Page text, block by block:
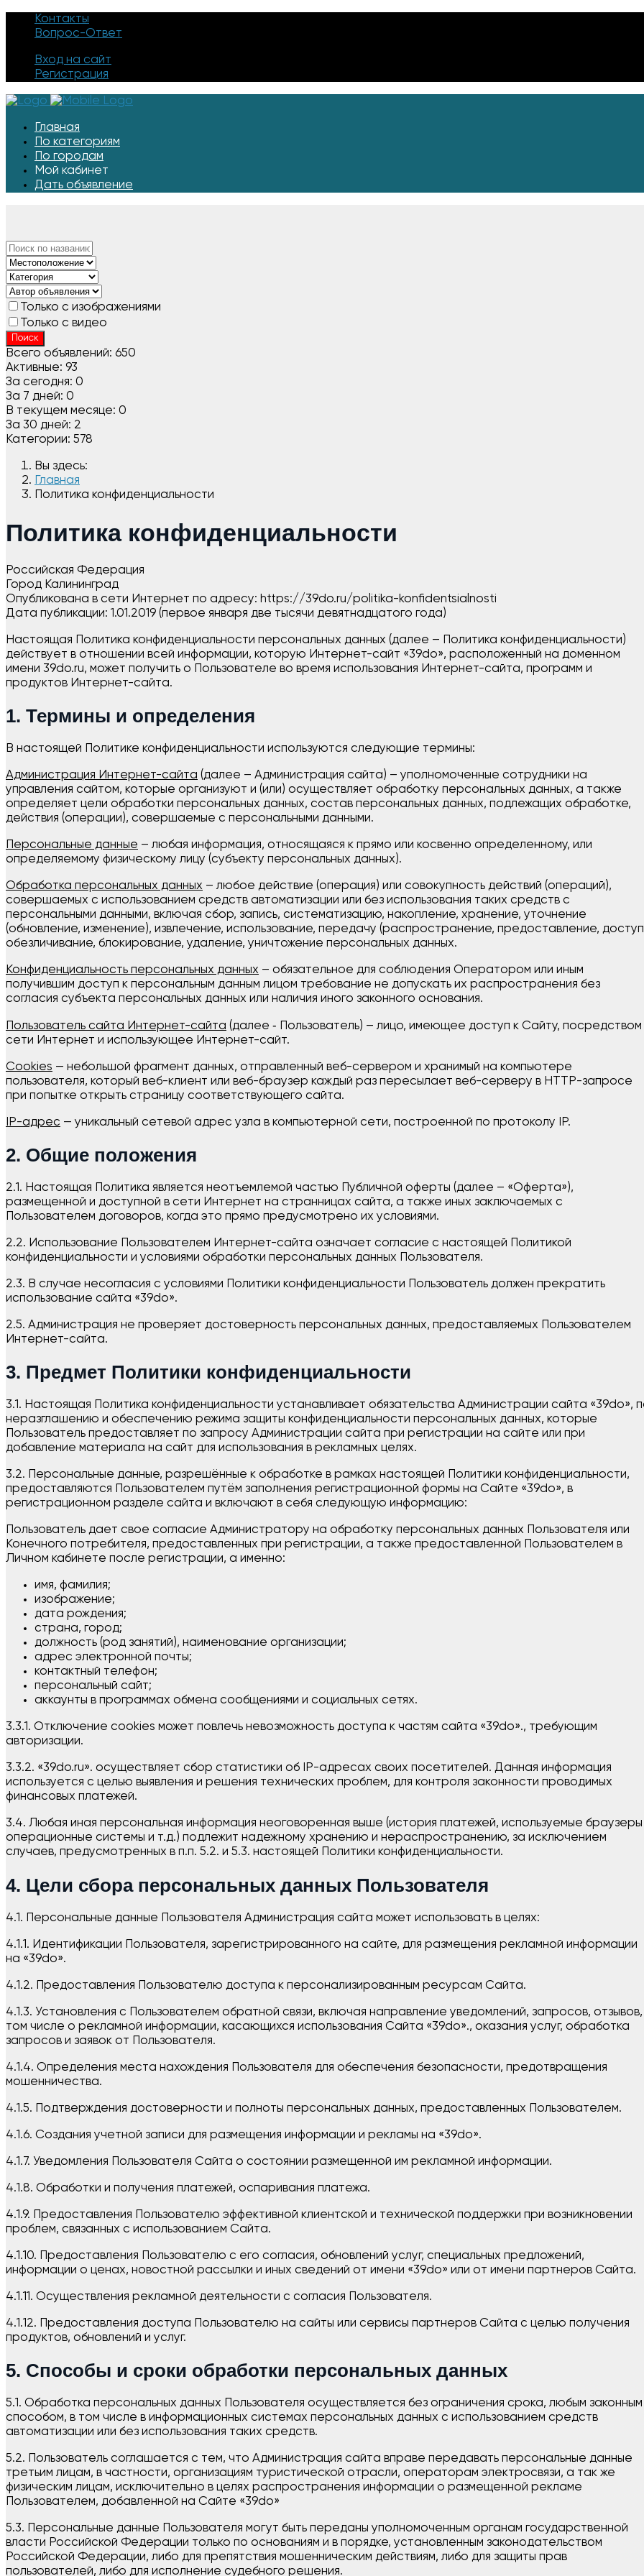
Контакты
Вопрос-Ответ
Вход на сайт
Регистрация
Главная
По категориям
По городам
Мой кабинет
Дать объявление
Только с изображениями
Только с видео
Поиск
Всего объявлений: 650
Активные: 93
За сегодня: 0
За 7 дней: 0
В текущем месяце: 0
За 30 дней: 2
Категории: 578
Вы здесь:
Главная
Политика конфиденциальности
Политика конфиденциальности
Российская Федерация
Город Калининград
Опубликована в сети Интернет по адресу: https://39do.ru/politika-konfidentsialnosti
Дата публикации: 1.01.2019 (первое января две тысячи девятнадцатого года)
Настоящая Политика конфиденциальности персональных данных (далее – Политика конфиденциальности)
действует в отношении всей информации, которую Интернет-сайт «39do», расположенный на доменном
имени 39do.ru, может получить о Пользователе во время использования Интернет-сайта, программ и
продуктов Интернет-сайта.
1. Термины и определения
В настоящей Политике конфиденциальности используются следующие термины:
Администрация Интернет-сайта (далее – Администрация сайта) – уполномоченные сотрудники на
управления сайтом, которые организуют и (или) осуществляет обработку персональных данных, а также
определяет цели обработки персональных данных, состав персональных данных, подлежащих обработке,
действия (операции), совершаемые с персональными данными.
Персональные данные – любая информация, относящаяся к прямо или косвенно определенному, или
определяемому физическому лицу (субъекту персональных данных).
Обработка персональных данных – любое действие (операция) или совокупность действий (операций),
совершаемых с использованием средств автоматизации или без использования таких средств с
персональными данными, включая сбор, запись, систематизацию, накопление, хранение, уточнение
(обновление, изменение), извлечение, использование, передачу (распространение, предоставление,
обезличивание, блокирование, удаление, уничтожение персональных данных.
Конфиденциальность персональных данных – обязательное для соблюдения Оператором или иным
получившим доступ к персональным данным лицом требование не допускать их распространения без
согласия субъекта персональных данных или наличия иного законного основания.
Пользователь сайта Интернет-сайта (далее ‑ Пользователь) – лицо, имеющее доступ к Сайту, посредством
сети Интернет и использующее Интернет-сайт.
Cookies — небольшой фрагмент данных, отправленный веб-сервером и хранимый на компьютере
пользователя, который веб-клиент или веб-браузер каждый раз пересылает веб-серверу в HTTP-запросе
при попытке открыть страницу соответствующего сайта.
IP-адрес — уникальный сетевой адрес узла в компьютерной сети, построенной по протоколу IP.
2. Общие положения
2.1. Настоящая Политика является неотъемлемой частью Публичной оферты (далее – «Оферта»),
размещенной и доступной в сети Интернет на странницах сайта, а также иных заключаемых с
Пользователем договоров, когда это прямо предусмотрено их условиями.
2.2. Использование Пользователем Интернет-сайта означает согласие с настоящей Политикой
конфиденциальности и условиями обработки персональных данных Пользователя.
2.3. В случае несогласия с условиями Политики конфиденциальности Пользователь должен прекратить
использование сайта «39do».
2.5. Администрация не проверяет достоверность персональных данных, предоставляемых Пользователем
Интернет-сайта.
3. Предмет Политики конфиденциальности
3.1. Настоящая Политика конфиденциальности устанавливает обязательства Администрации сайта «39do»,
неразглашению и обеспечению режима защиты конфиденциальности персональных данных, которые
Пользователь предоставляет по запросу Администрации сайта при регистрации на сайте или при
добавление материала на сайт для использования в рекламных целях.
3.2. Персональные данные, разрешённые к обработке в рамках настоящей Политики конфиденциальности,
предоставляются Пользователем путём заполнения регистрационной формы на Сайте «39do», в
регистрационном разделе сайта и включают в себя следующую информацию:
Пользователь дает свое согласие Администратору на обработку персональных данных Пользователя или
Конечного потребителя, предоставленных при регистрации, а также предоставленной Пользователем в
Личном кабинете после регистрации, а именно:
имя, фамилия;
изображение;
дата рождения;
страна, город;
должность (род занятий), наименование организации;
адрес электронной почты;
контактный телефон;
персональный сайт;
аккаунты в программах обмена сообщениями и социальных сетях.
3.3.1. Отключение cookies может повлечь невозможность доступа к частям сайта «39do»., требующим
авторизации.
3.3.2. «39do.ru». осуществляет сбор статистики об IP-адресах своих посетителей. Данная информация
используется с целью выявления и решения технических проблем, для контроля законности проводимых
финансовых платежей.
3.4. Любая иная персональная информация неоговоренная выше (история платежей, используемые браузеры
операционные системы и т.д.) подлежит надежному хранению и нераспространению, за исключением
случаев, предусмотренных в п.п. 5.2. и 5.3. настоящей Политики конфиденциальности.
4. Цели сбора персональных данных Пользователя
4.1. Персональные данные Пользователя Администрация сайта может использовать в целях:
4.1.1. Идентификации Пользователя, зарегистрированного на сайте, для размещения рекламной информации
на «39do».
4.1.2. Предоставления Пользователю доступа к персонализированным ресурсам Сайта.
4.1.3. Установления с Пользователем обратной связи, включая направление уведомлений, запросов, отзывов,
том числе о рекламной информации, касающихся использования Сайта «39do»., оказания услуг, обработка
запросов и заявок от Пользователя.
4.1.4. Определения места нахождения Пользователя для обеспечения безопасности, предотвращения
мошенничества.
4.1.5. Подтверждения достоверности и полноты персональных данных, предоставленных Пользователем.
4.1.6. Создания учетной записи для размещения информации и рекламы на «39do».
4.1.7. Уведомления Пользователя Сайта о состоянии размещенной им рекламной информации.
4.1.8. Обработки и получения платежей, оспаривания платежа.
4.1.9. Предоставления Пользователю эффективной клиентской и технической поддержки при возникновении
проблем, связанных с использованием Сайта.
4.1.10. Предоставления Пользователю с его согласия, обновлений услуг, специальных предложений,
информации о ценах, новостной рассылки и иных сведений от имени «39do» или от имени партнеров Сайта.
4.1.11. Осуществления рекламной деятельности с согласия Пользователя.
4.1.12. Предоставления доступа Пользователю на сайты или сервисы партнеров Сайта с целью получения
продуктов, обновлений и услуг.
5. Способы и сроки обработки персональных данных
5.1. Обработка персональных данных Пользователя осуществляется без ограничения срока, любым законным
способом, в том числе в информационных системах персональных данных с использованием средств
автоматизации или без использования таких средств.
5.2. Пользователь соглашается с тем, что Администрация сайта вправе передавать персональные данные
третьим лицам, в частности, организациям туристической отрасли, операторам электросвязи, а так же
физическим лицам, исключительно в целях распространения информации о размещенной рекламе
Пользователем, добавленной на Сайте «39do»
5.3. Персональные данные Пользователя могут быть переданы уполномоченным органам государственной
власти Российской Федерации только по основаниям и в порядке, установленным законодательством
Российской Федерации, либо для препятствия мошенническим действиям, либо для защиты прав
пользователей, либо для исполнение судебного решения.